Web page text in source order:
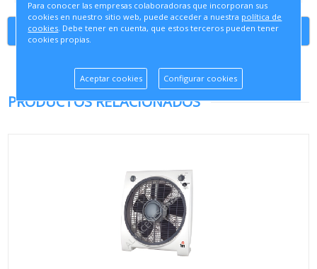
Continuar comprando
PRODUCTOS RELACIONADOS
Para conocer las empresas colaboradoras que incorporan sus
cookies en nuestro sitio web, puede acceder a nuestra política de
cookies . Debe tener en cuenta, que estos terceros pueden tener
cookies propias.
Aceptar cookies Configurar cookies